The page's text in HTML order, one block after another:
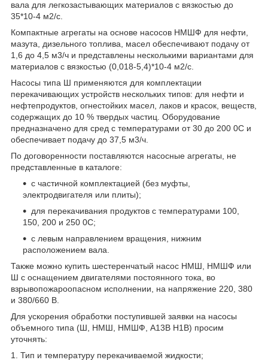
вала для легкозастывающих материалов с вязкостью до
35*10-4 м2/с.
Компактные агрегаты на основе насосов НМШФ для нефти,
мазута, дизельного топлива, масел обеспечивают подачу от
1,6 до 4,5 м3/ч и представлены несколькими вариантами для
материалов с вязкостью (0,018-5,4)*10-4 м2/с.
Насосы типа Ш применяются для комплектации
перекачивающих устройств нескольких типов: для нефти и
нефтепродуктов, огнестойких масел, лаков и красок, веществ,
содержащих до 10 % твердых частиц. Оборудование
предназначено для сред с температурами от 30 до 200 0С и
обеспечивает подачу до 37,5 м3/ч.
По договоренности поставляются насосные агрегаты, не
представленные в каталоге:
с частичной комплектацией (без муфты,
электродвигателя или плиты);
для перекачивания продуктов с температурами 100,
150, 200 и 250 0С;
с левым направлением вращения, нижним
расположением вала.
Также можно купить шестеренчатый насос НМШ, НМШФ или
Ш с оснащением двигателями постоянного тока, во
взрывопожароопасном исполнении, на напряжение 220, 380
и 380/660 В.
Для ускорения обработки поступившей заявки на насосы
объемного типа (Ш, НМШ, НМШФ, А13В Н1В) просим
уточнять:
1. Тип и температуру перекачиваемой жидкости;